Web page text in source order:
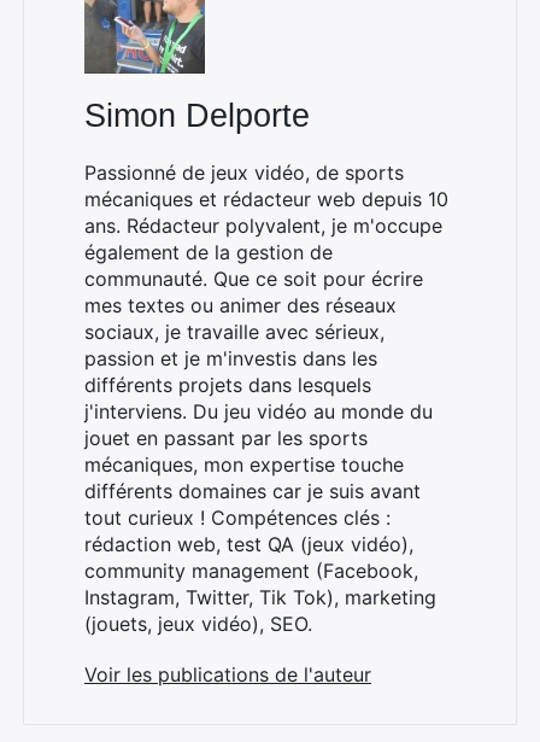
Simon Delporte
Passionné de jeux vidéo, de sports
mécaniques et rédacteur web depuis 10
ans. Rédacteur polyvalent, je m'occupe
également de la gestion de
communauté. Que ce soit pour écrire
mes textes ou animer des réseaux
sociaux, je travaille avec sérieux,
passion et je m'investis dans les
différents projets dans lesquels
j'interviens. Du jeu vidéo au monde du
jouet en passant par les sports
mécaniques, mon expertise touche
différents domaines car je suis avant
tout curieux ! Compétences clés :
rédaction web, test QA (jeux vidéo),
community management (Facebook,
Instagram, Twitter, Tik Tok), marketing
(jouets, jeux vidéo), SEO.
Voir les publications de l'auteur